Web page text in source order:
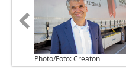
Photo/Foto: Creaton